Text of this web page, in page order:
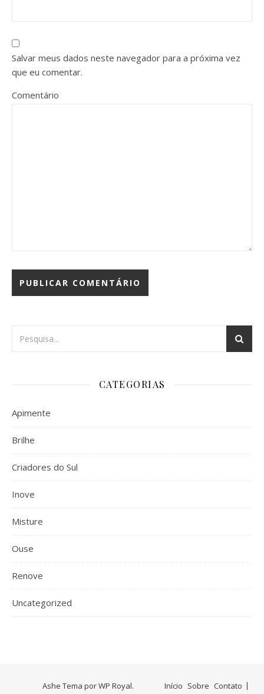
Salvar meus dados neste navegador para a próxima vez
que eu comentar.
Comentário
CATEGORIAS
Apimente
Brilhe
Criadores do Sul
Inove
Misture
Ouse
Renove
Uncategorized
Início Sobre Contato
Ashe Tema porWP Royal.